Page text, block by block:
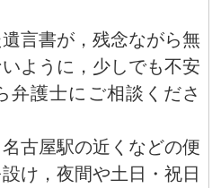
言書が，残念ながら無
ように，少しでも不安
弁護士にご相談くださ
古屋駅の近くなどの便
け，夜間や土日・祝日